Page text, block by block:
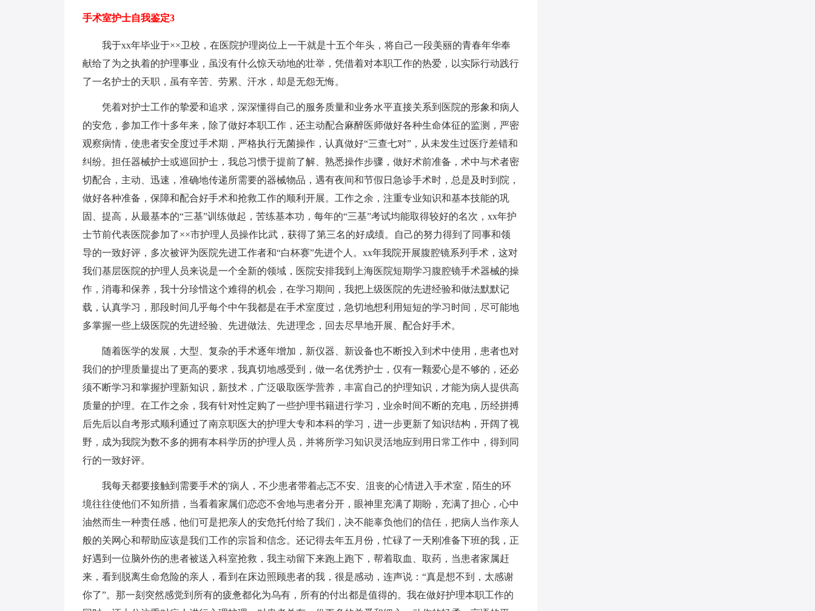
手术室护士自我鉴定3
我于xx年毕业于××卫校，在医院护理岗位上一干就是十五个年头，将自己一段美丽的青春年华奉
献给了为之执着的护理事业，虽没有什么惊天动地的壮举，凭借着对本职工作的热爱，以实际行动践行
了一名护士的天职，虽有辛苦、劳累、汗水，却是无怨无悔。
凭着对护士工作的挚爱和追求，深深懂得自己的服务质量和业务水平直接关系到医院的形象和病人
的安危，参加工作十多年来，除了做好本职工作，还主动配合麻醉医师做好各种生命体征的监测，严密
观察病情，使患者安全度过手术期，严格执行无菌操作，认真做好“三查七对”，从未发生过医疗差错和
纠纷。担任器械护士或巡回护士，我总习惯于提前了解、熟悉操作步骤，做好术前准备，术中与术者密
切配合，主动、迅速，准确地传递所需要的器械物品，遇有夜间和节假日急诊手术时，总是及时到院，
做好各种准备，保障和配合好手术和抢救工作的顺利开展。工作之余，注重专业知识和基本技能的巩
固、提高，从最基本的“三基”训练做起，苦练基本功，每年的“三基”考试均能取得较好的名次，xx年护
士节前代表医院参加了××市护理人员操作比武，获得了第三名的好成绩。自己的努力得到了同事和领
导的一致好评，多次被评为医院先进工作者和“白杯赛”先进个人。xx年我院开展腹腔镜系列手术，这对
我们基层医院的护理人员来说是一个全新的领域，医院安排我到上海医院短期学习腹腔镜手术器械的操
作，消毒和保养，我十分珍惜这个难得的机会，在学习期间，我把上级医院的先进经验和做法默默记
载，认真学习，那段时间几乎每个中午我都是在手术室度过，急切地想利用短短的学习时间，尽可能地
多掌握一些上级医院的先进经验、先进做法、先进理念，回去尽早地开展、配合好手术。
随着医学的发展，大型、复杂的手术逐年增加，新仪器、新设备也不断投入到术中使用，患者也对
我们的护理质量提出了更高的要求，我真切地感受到，做一名优秀护士，仅有一颗爱心是不够的，还必
须不断学习和掌握护理新知识，新技术，广泛吸取医学营养，丰富自己的护理知识，才能为病人提供高
质量的护理。在工作之余，我有针对性定购了一些护理书籍进行学习，业余时间不断的充电，历经拼搏
后先后以自考形式顺利通过了南京职医大的护理大专和本科的学习，进一步更新了知识结构，开阔了视
野，成为我院为数不多的拥有本科学历的护理人员，并将所学习知识灵活地应到用日常工作中，得到同
行的一致好评。
我每天都要接触到需要手术的'病人，不少患者带着忐忑不安、沮丧的心情进入手术室，陌生的环
境往往使他们不知所措，当看着家属们恋恋不舍地与患者分开，眼神里充满了期盼，充满了担心，心中
油然而生一种责任感，他们可是把亲人的安危托付给了我们，决不能辜负他们的信任，把病人当作亲人
般的关网心和帮助应该是我们工作的宗旨和信念。还记得去年五月份，忙碌了一天刚准备下班的我，正
好遇到一位脑外伤的患者被送入科室抢救，我主动留下来跑上跑下，帮着取血、取药，当患者家属赶
来，看到脱离生命危险的亲人，看到在床边照顾患者的我，很是感动，连声说：“真是想不到，太感谢
你了”。那一刻突然感觉到所有的疲惫都化为乌有，所有的付出都是值得的。我在做好护理本职工作的